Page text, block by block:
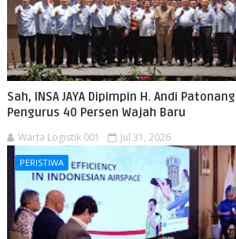
Sah, INSA JAYA Dipimpin H. Andi
Pengurus 40 Persen Wajah Baru
Warta Logistik 001 Jul 31, 2026
PERISTIWA